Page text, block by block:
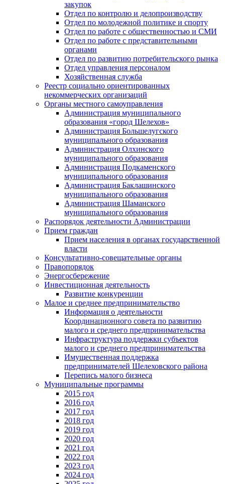
закупок
Отдел по контролю и делопроизводству
Отдел по молодежной политике и спорту
Отдел по работе с общественностью и СМИ
Отдел по работе с представительными
органами
Отдел по развитию потребительского рынка
Отдел управления персоналом
Хозяйственная служба
Реестр социально ориентированных
некоммерческих организаций
Органы местного самоуправления
Администрация муниципального
образования «город Шелехов»
Администрация Большелугского
муниципального образования
Администрация Олхинского
муниципального образования
Администрация Подкаменского
муниципального образования
Администрация Баклашинского
муниципального образования
Администрация Шаманского
муниципального образования
Распорядок деятельности Администрации
Прием граждан
Прием населения в органах государственной
власти
Консультативно-совещательные органы
Правопорядок
Энергосбережение
Инвестиционная деятельность
Развитие конкуренции
Малое и среднее предпринимательство
Информация о деятельности
Координационного совета по развитию
малого и среднего предпринимательства
Инфраструктура поддержки субъектов
малого и среднего предпринимательства
Имущественная поддержка
предпринимателей Шелеховского района
Перепись малого бизнеса
Муниципальные программы
2015 год
2016 год
2017 год
2018 год
2019 год
2020 год
2021 год
2022 год
2023 год
2024 год